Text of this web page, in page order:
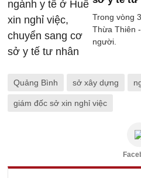
Trong vòng
Thừa Thiên
người.
Quảng Bình sở xây dựng
giám đốc sở xin nghỉ việc